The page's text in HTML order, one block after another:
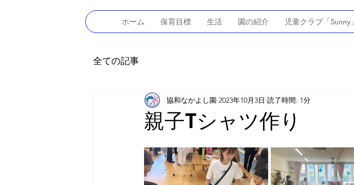
ホーム 保育目標 生活 園の紹介 児童クラブ「Sunny」
全ての記事
親子Tシャツ作り
協和なかよし園 2023年10月3日 読了時間: 1分